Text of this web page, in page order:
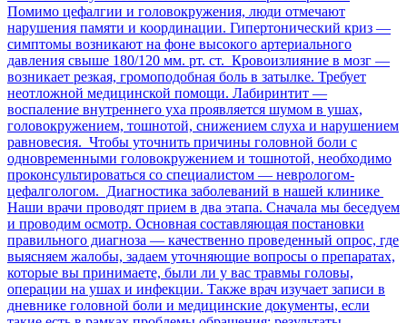
Помимо цефалгии и головокружения, люди отмечают
нарушения памяти и координации. Гипертонический криз —
симптомы возникают на фоне высокого артериального
давления свыше 180/120 мм. рт. ст. Кровоизлияние в мозг —
возникает резкая, громоподобная боль в затылке. Требует
неотложной медицинской помощи. Лабиринтит —
воспаление внутреннего уха проявляется шумом в ушах,
головокружением, тошнотой, снижением слуха и нарушением
равновесия. Чтобы уточнить причины головной боли с
одновременными головокружением и тошнотой, необходимо
проконсультироваться со специалистом — неврологом-
цефалгологом. Диагностика заболеваний в нашей клинике
Наши врачи проводят прием в два этапа. Сначала мы беседуем
и проводим осмотр. Основная составляющая постановки
правильного диагноза — качественно проведенный опрос, где
выясняем жалобы, задаем уточняющие вопросы о препаратах,
которые вы принимаете, были ли у вас травмы головы,
операции на ушах и инфекции. Также врач изучает записи в
дневнике головной боли и медицинские документы, если